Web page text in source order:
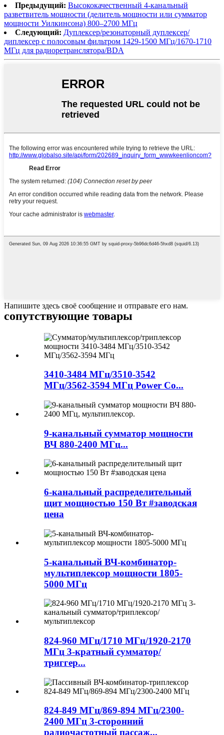
Предыдущий: Высококачественный 4-канальный
разветвитель мощности (делитель мощности или сумматор
мощности Уилкинсона) 800–2700 МГц
Следующий: Дуплексер/резонаторный дуплексер/
диплексер с полосовым фильтром 1429-1500 МГц/1670-1710
МГц для радиоретранслятора/BDA
Напишите здесь своё сообщение и отправьте его нам.
сопутствующие товары
3410-3484 МГц/3510-3542
МГц/3562-3594 МГц Power Co...
9-канальный сумматор мощности
ВЧ 880-2400 МГц...
6-канальный распределительный
щит мощностью 150 Вт #заводская
цена
5-канальный ВЧ-комбинатор-
мультиплексор мощности 1805-
5000 МГц
824-960 МГц/1710 МГц/1920-2170
МГц 3-кратный сумматор/
триггер...
824-849 МГц/869-894 МГц/2300-
2400 МГц 3-сторонний
радиочастотный пассаж...